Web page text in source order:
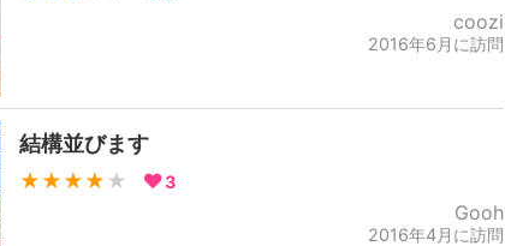
coozi
2016年6月に訪問
結構並びます
★★★★ ★ 3
Gooh
2016年4月に訪問